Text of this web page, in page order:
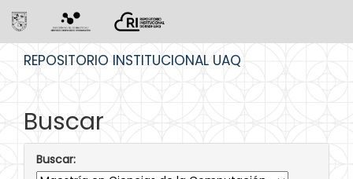
REPOSITORIO INSTITUCIONAL UAQ
Buscar
Buscar: